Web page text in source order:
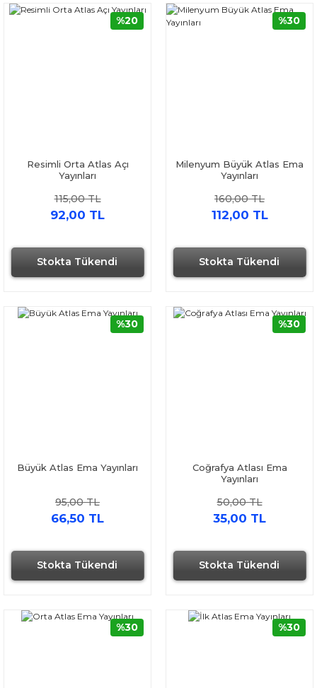
Stokta Tükendi
Resimli Orta Atlas Açı
Yayınları
115,00 TL
92,00 TL
%20
Stokta Tükendi
Milenyum Büyük Atlas Ema
Yayınları
160,00 TL
112,00 TL
%30
Stokta Tükendi
Büyük Atlas Ema Yayınları
95,00 TL
66,50 TL
%30
Stokta Tükendi
Coğrafya Atlası Ema
Yayınları
50,00 TL
35,00 TL
%30
%30 %30